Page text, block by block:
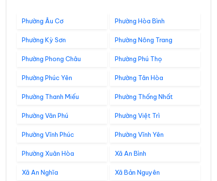
Phường Âu Cơ Phường Hòa Bình
Phường Kỳ Sơn Phường Nông Trang
Phường Phong Châu Phường Phú Thọ
Phường Phúc Yên Phường Tân Hòa
Phường Thanh Miếu Phường Thống Nhất
Phường Vân Phú Phường Việt Trì
Phường Vĩnh Phúc Phường Vĩnh Yên
Phường Xuân Hòa Xã An Bình
Xã An Nghĩa Xã Bản Nguyên